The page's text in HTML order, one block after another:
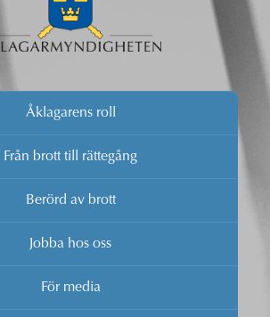
Åklagarens roll
Från brott till rättegång
Berörd av brott
Jobba hos oss
För media